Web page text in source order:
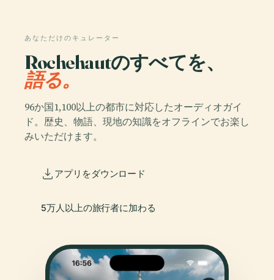
あなただけのキュレーター
Rochehautのすべてを、
語る。
96か国1,100以上の都市に対応したオーディオガイ
ド。歴史、物語、現地の知識をオフラインでお楽し
みいただけます。
アプリをダウンロード
5万人以上の旅行者に加わる